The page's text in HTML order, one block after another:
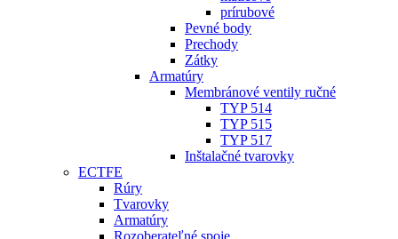
prírubové
Pevné body
Prechody
Zátky
Armatúry
Membránové ventily ručné
TYP 514
TYP 515
TYP 517
Inštalačné tvarovky
ECTFE
Rúry
Tvarovky
Armatúry
Rozoberateľné spoje